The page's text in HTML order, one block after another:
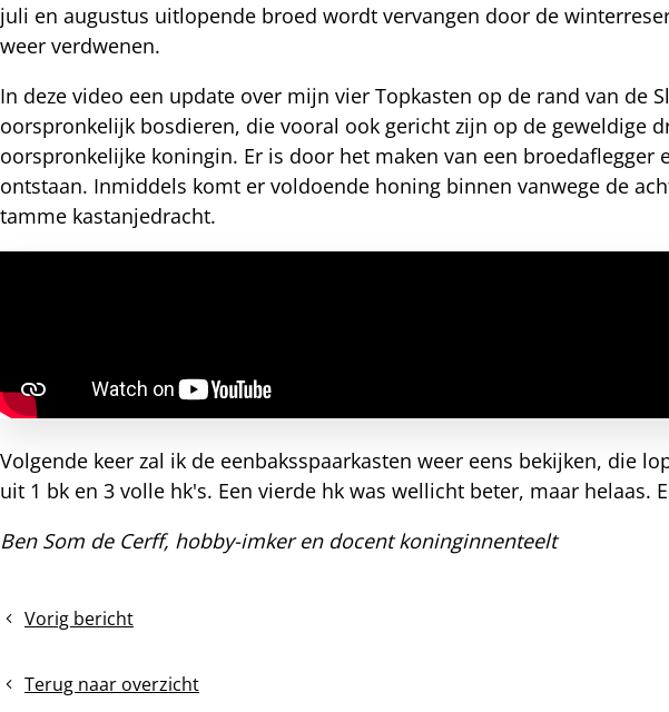
juli en augustus uitlopende broed wordt vervangen door de
weer verdwenen.
In deze video een update over mijn vier Topkasten op de rand van de
oorspronkelijk bosdieren, die vooral ook gericht zijn op de geweldige
oorspronkelijke koningin. Er is door het maken van een
ontstaan. Inmiddels komt er voldoende honing binnen vanwege de
tamme kastanjedracht.
Volgende keer zal ik de eenbaksspaarkasten weer eens bekijken, die
uit 1 bk en 3 volle hk's. Een vierde hk was wellicht beter, maar helaas.
Ben Som de Cerff, hobby-imker en docent koninginnenteelt
Vorig bericht
De
staatTerug naar overzicht